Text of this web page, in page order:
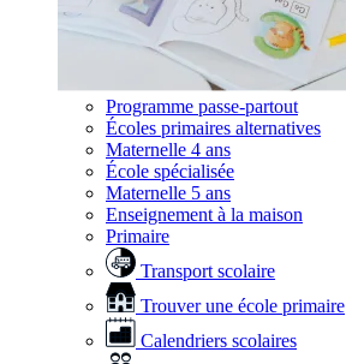
Programme passe-partout
Écoles primaires alternatives
Maternelle 4 ans
École spécialisée
Maternelle 5 ans
Enseignement à la maison
Primaire
Transport scolaire
Trouver une école primaire
Calendriers scolaires